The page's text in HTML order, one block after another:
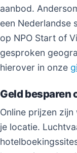
aanbod.
een Nederlandse
op NPO Start of
gesproken
hierover in onze
Geld besparen
Online prijzen
je locatie.